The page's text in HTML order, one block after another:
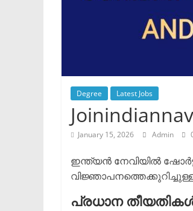
Degree Latest Jobs
January 15, 2026 Admin
ഇന്ത്യൻ നേവിയിൽ
പ്രധാന